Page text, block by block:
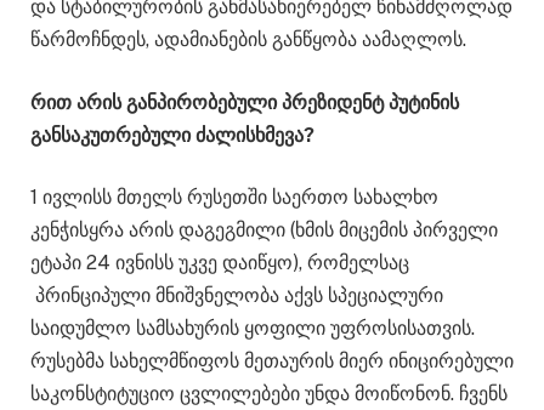
და სტაბილურობის განმასახიერებელ წინამძღოლად
წარმოჩნდეს, ადამიანების განწყობა აამაღლოს.
რით არის განპირობებული პრეზიდენტ პუტინის
განსაკუთრებული ძალისხმევა?
1 ივლისს მთელს რუსეთში საერთო სახალხო
კენჭისყრა არის დაგეგმილი (ხმის მიცემის პირველი
ეტაპი 24 ივნისს უკვე დაიწყო), რომელსაც
პრინციპული მნიშვნელობა აქვს სპეციალური
საიდუმლო სამსახურის ყოფილი უფროსისათვის.
რუსებმა სახელმწიფოს მეთაურის მიერ ინიცირებული
საკონსტიტუციო ცვლილებები უნდა მოიწონონ. ჩვენს